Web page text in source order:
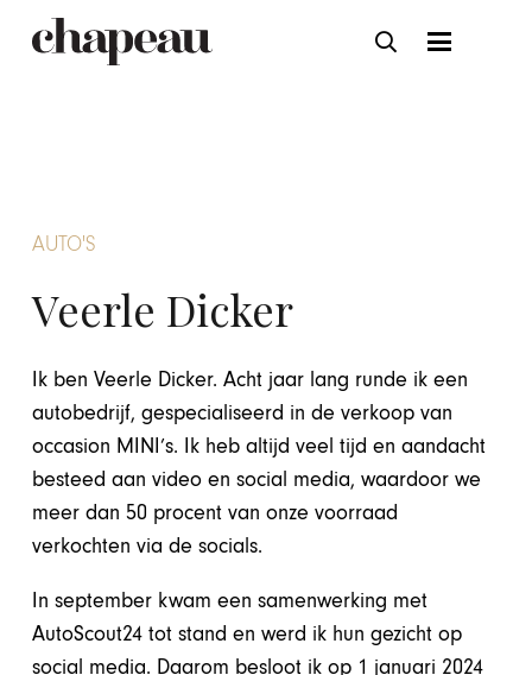
AUTO'S
Veerle Dicker
Ik ben Veerle Dicker. Acht jaar lang runde ik een
autobedrijf, gespecialiseerd in de verkoop van
occasion MINI’s. Ik heb altijd veel tijd en aandacht
besteed aan video en social media, waardoor we
meer dan 50 procent van onze voorraad
verkochten via de socials.
In september kwam een samenwerking met
AutoScout24 tot stand en werd ik hun gezicht op
social media. Daarom besloot ik op 1 januari 2024